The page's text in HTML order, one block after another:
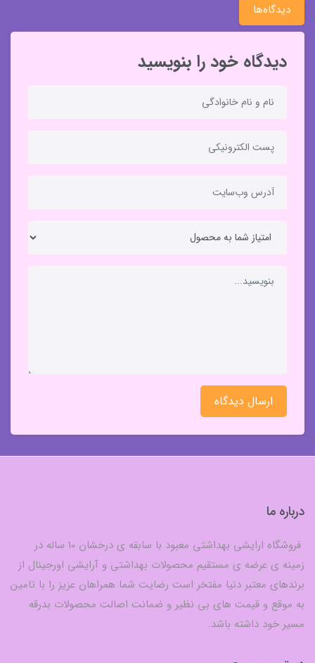
دیدگاه‌ها
دیدگاه خود را بنویسید
ارسال دیدگاه
درباره ما
فروشگاه ارایشی بهداشتی معبود با سابقه ی درخشان 10 ساله در
زمینه ی عرضه ی مستقیم محصولات بهداشتی و آرایشی اورجینال از
برندهای معتبر دنیا مفتخر است رضایت شما همراهان عزیز را با تامین
به موقع و قیمت های بی نظیر و ضمانت اصالت محصولات بدرقه
مسیر خود داشته باشد.